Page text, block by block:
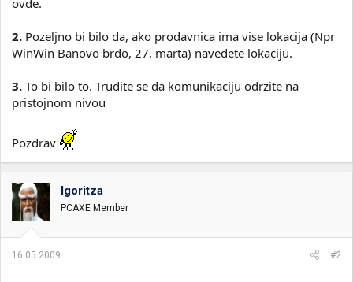
2. Pozeljno bi bilo da, ako prodavnica ima vise lokacija (Npr
WinWin Banovo brdo, 27. marta) navedete lokaciju.
3. To bi bilo to. Trudite se da komunikaciju odrzite na
pristojnom nivou
Pozdrav
Igoritza
PCAXE Member
16.05.2009. #2